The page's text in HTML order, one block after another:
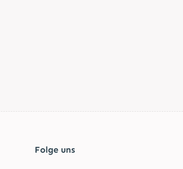
Folge uns